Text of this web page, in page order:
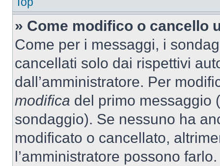
» Come modifico o cancello
Come per i messaggi, i
cancellati solo dai rispettivi
dall’amministratore. Per
modifica del primo messaggio
sondaggio). Se nessuno ha
modificato o cancellato,
l’amministratore possono farlo.